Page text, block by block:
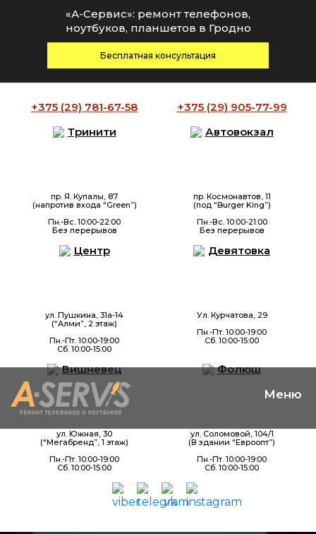
+375 (29) 781-67-58 +375 (29) 905-77-99
Тринити
пр. Я. Купалы, 87
(напротив входа “Green”)
Пн.-Вс. 10:00-22:00
Без перерывов
Автовокзал
пр. Космонавтов, 11
(под “Burger King”)
Пн.-Вс. 10:00-21:00
Без перерывов
Центр
ул. Пушкина, 31а-14
(“Алми”, 2 этаж)
Пн.-Пт. 10:00-19:00
Сб. 10:00-15:00
Девятовка
Ул. Курчатова, 29
Пн.-Пт. 10:00-19:00
Сб. 10:00-15:00
Вишневец
ул. Южная, 30
(“Мегабренд”, 1 этаж)
Пн.-Пт. 10:00-19:00
Сб. 10:00-15:00
Фолюш
ул. Соломовой, 104/1
(В здании “Евроопт”)
Пн.-Пт. 10:00-19:00
Сб. 10:00-15:00
«А-Сервис»: ремонт телефонов,
ноутбуков, планшетов в Гродно
Бесплатная консультация